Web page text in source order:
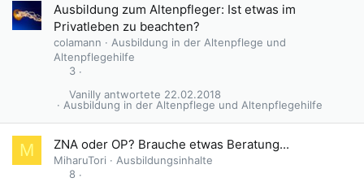
Ausbildung zum Altenpfleger: Ist etwas im
Privatleben zu beachten?
colamann
Ausbildung in der Altenpflege und
Altenpflegehilfe
3
Ausbildung in der Altenpflege und Altenpflegehilfe
22.02.2018
Vanilly
M ZNA oder OP? Brauche etwas Beratung...
MiharuTori
Ausbildungsinhalte
8